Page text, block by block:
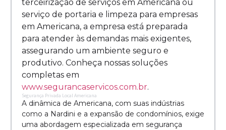
terceirização de serviços em Americana ou
serviço de portaria e limpeza para empresas
em Americana, a empresa está preparada
para atender às demandas mais exigentes,
assegurando um ambiente seguro e
produtivo. Conheça nossas soluções
completas em
www.segurancaservicos.com.br.
Segurança Privada Local Americana
A dinâmica de Americana, com suas indústrias
como a Nardini e a expansão de condomínios, exige
uma abordagem especializada em segurança